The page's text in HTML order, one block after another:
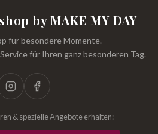
by MAKE MY DAY
für besondere Momente.
für Ihren ganz besonderen Tag.
& spezielle Angebote erhalten: